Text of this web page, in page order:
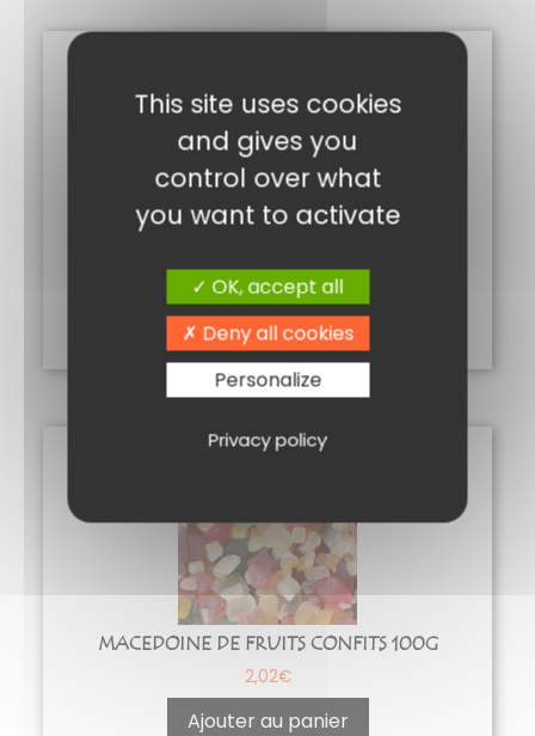
2,51€
Ajouter au panier
MACEDOINE DE FRUITS CONFITS 100G
2,02€
Ajouter au panier
This site uses cookies
and gives you
control over what
you want to activate
OK, accept all
Deny all cookies
Personalize
Privacy policy